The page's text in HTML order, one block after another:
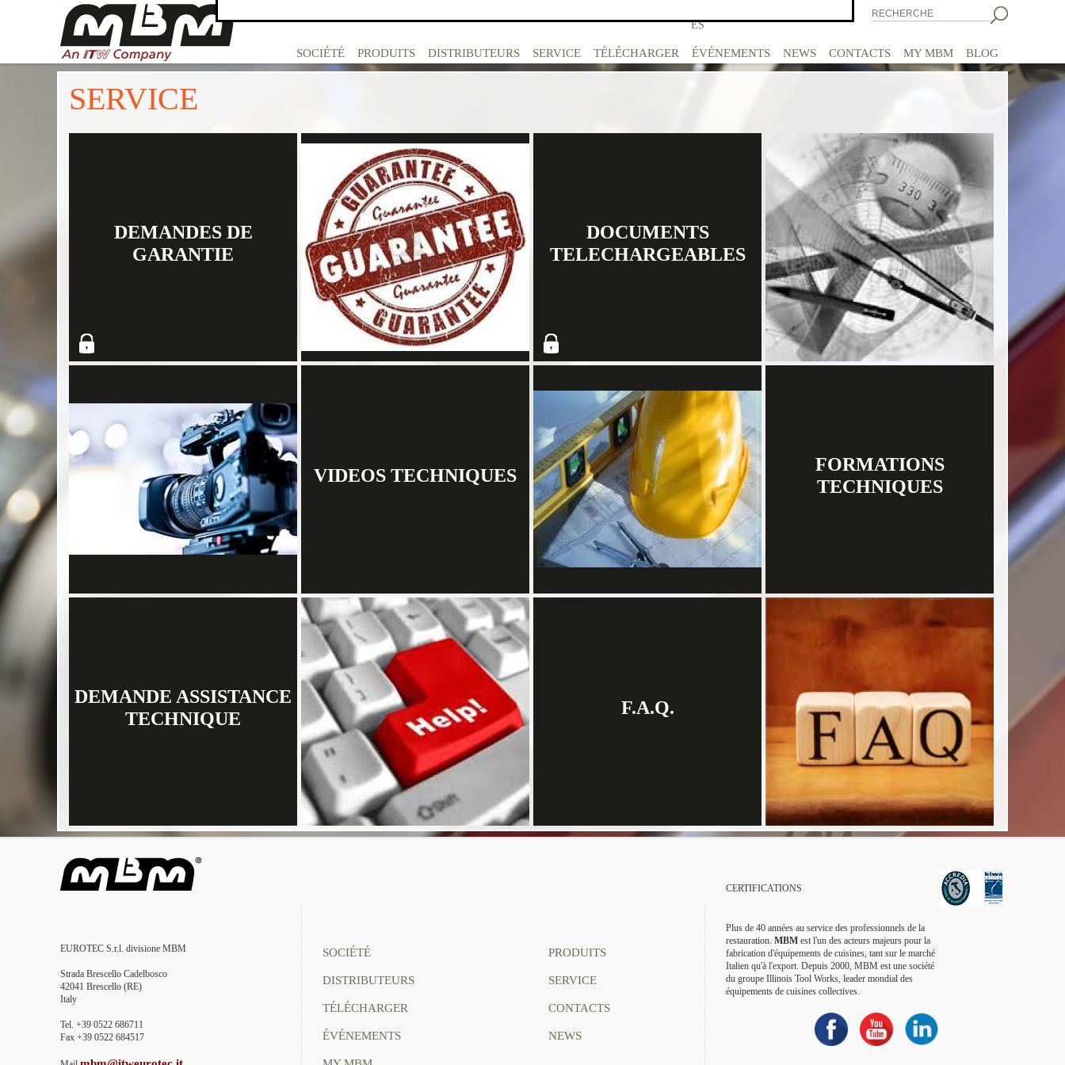
ES
SOCIÉTÉ PRODUITS DISTRIBUTEURS SERVICE TÉLÉCHARGER ÉVÉNEMENTS NEWS CONTACTS MY MBM BLOG
SERVICE
DEMANDES DE
GARANTIE
DOCUMENTS
TELECHARGEABLES
VIDEOS TECHNIQUES
FORMATIONS
TECHNIQUES
DEMANDE ASSISTANCE
TECHNIQUE
F.A.Q.
EUROTEC S.r.l. divisione MBM
Strada Brescello Cadelbosco
42041 Brescello (RE)
Italy
Tel. +39 0522 686711
Fax +39 0522 684517
SOCIÉTÉ PRODUITS
DISTRIBUTEURS SERVICE
TÉLÉCHARGER CONTACTS
ÉVÉNEMENTS NEWS
CERTIFICATIONS
Plus de 40 années au service des professionnels de la
restauration. MBM est l'un des acteurs majeurs pour la
fabrication d'équipements de cuisines, tant sur le marché
Italien qu'à l'export. Depuis 2000, MBM est une société
du groupe Illinois Tool Works, leader mondial des
équipements de cuisines collectives.